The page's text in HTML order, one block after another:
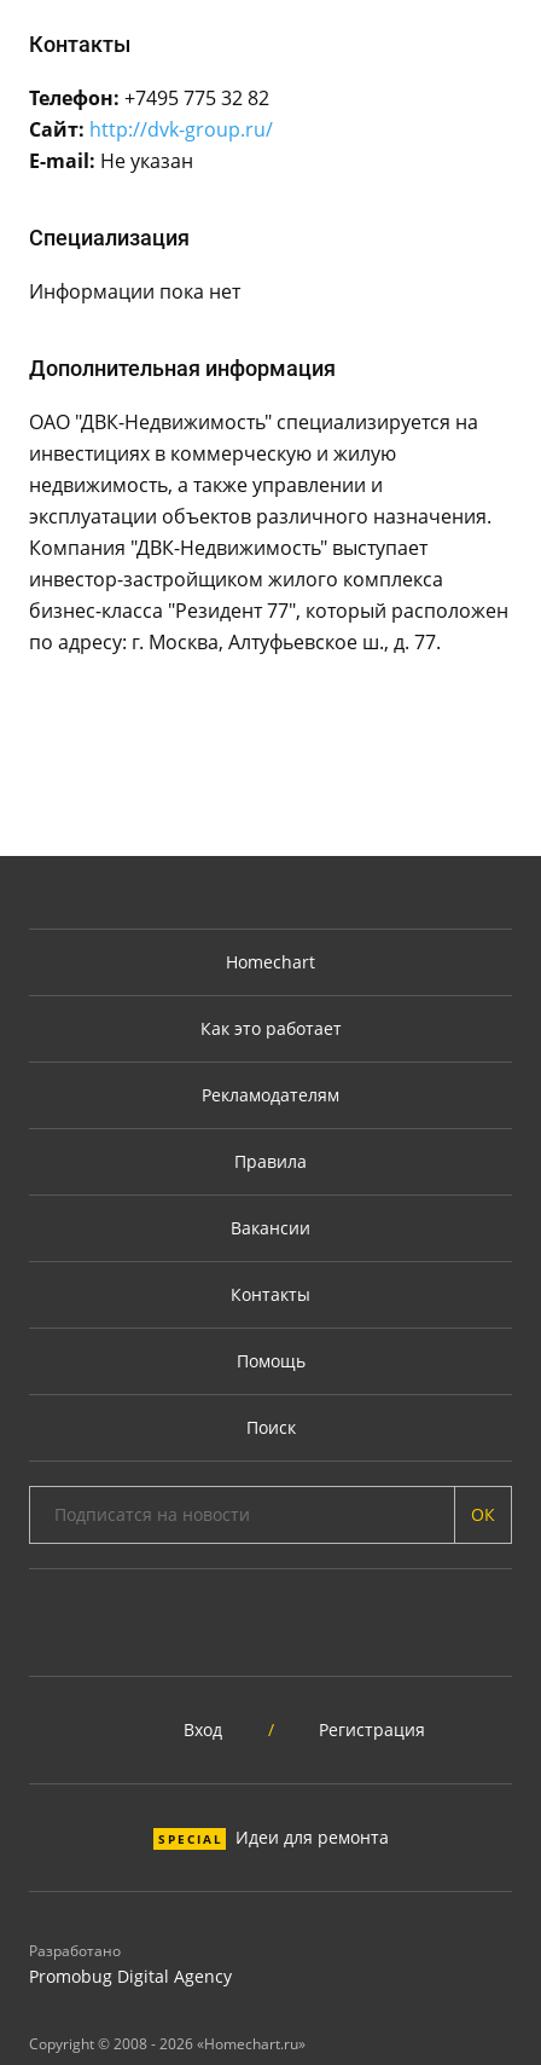
Контакты
Телефон: +7495 775 32 82
Сайт: http://dvk-group.ru/
E-mail: Не указан
Специализация
Информации пока нет
Дополнительная информация
ОАО "ДВК-Недвижимость" специализируется на
инвестициях в коммерческую и жилую
недвижимость, а также управлении и
эксплуатации объектов различного назначения.
Компания "ДВК-Недвижимость" выступает
инвестор-застройщиком жилого комплекса
бизнес-класса "Резидент 77", который расположен
по адресу: г. Москва, Алтуфьевское ш., д. 77.
Homechart
Как это работает
Рекламодателям
Правила
Вакансии
Контакты
Помощь
Поиск
ОК
Вход / Регистрация
SPECIAL Идеи для ремонта
Разработано
Promobug Digital Agency
Copyright © 2008 - 2026 «Homechart.ru»